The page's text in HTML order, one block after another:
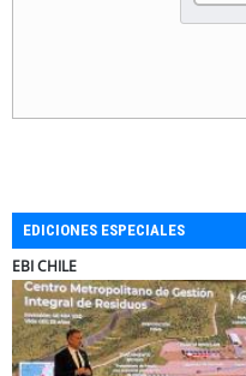
EDICIONES ESPECIALES